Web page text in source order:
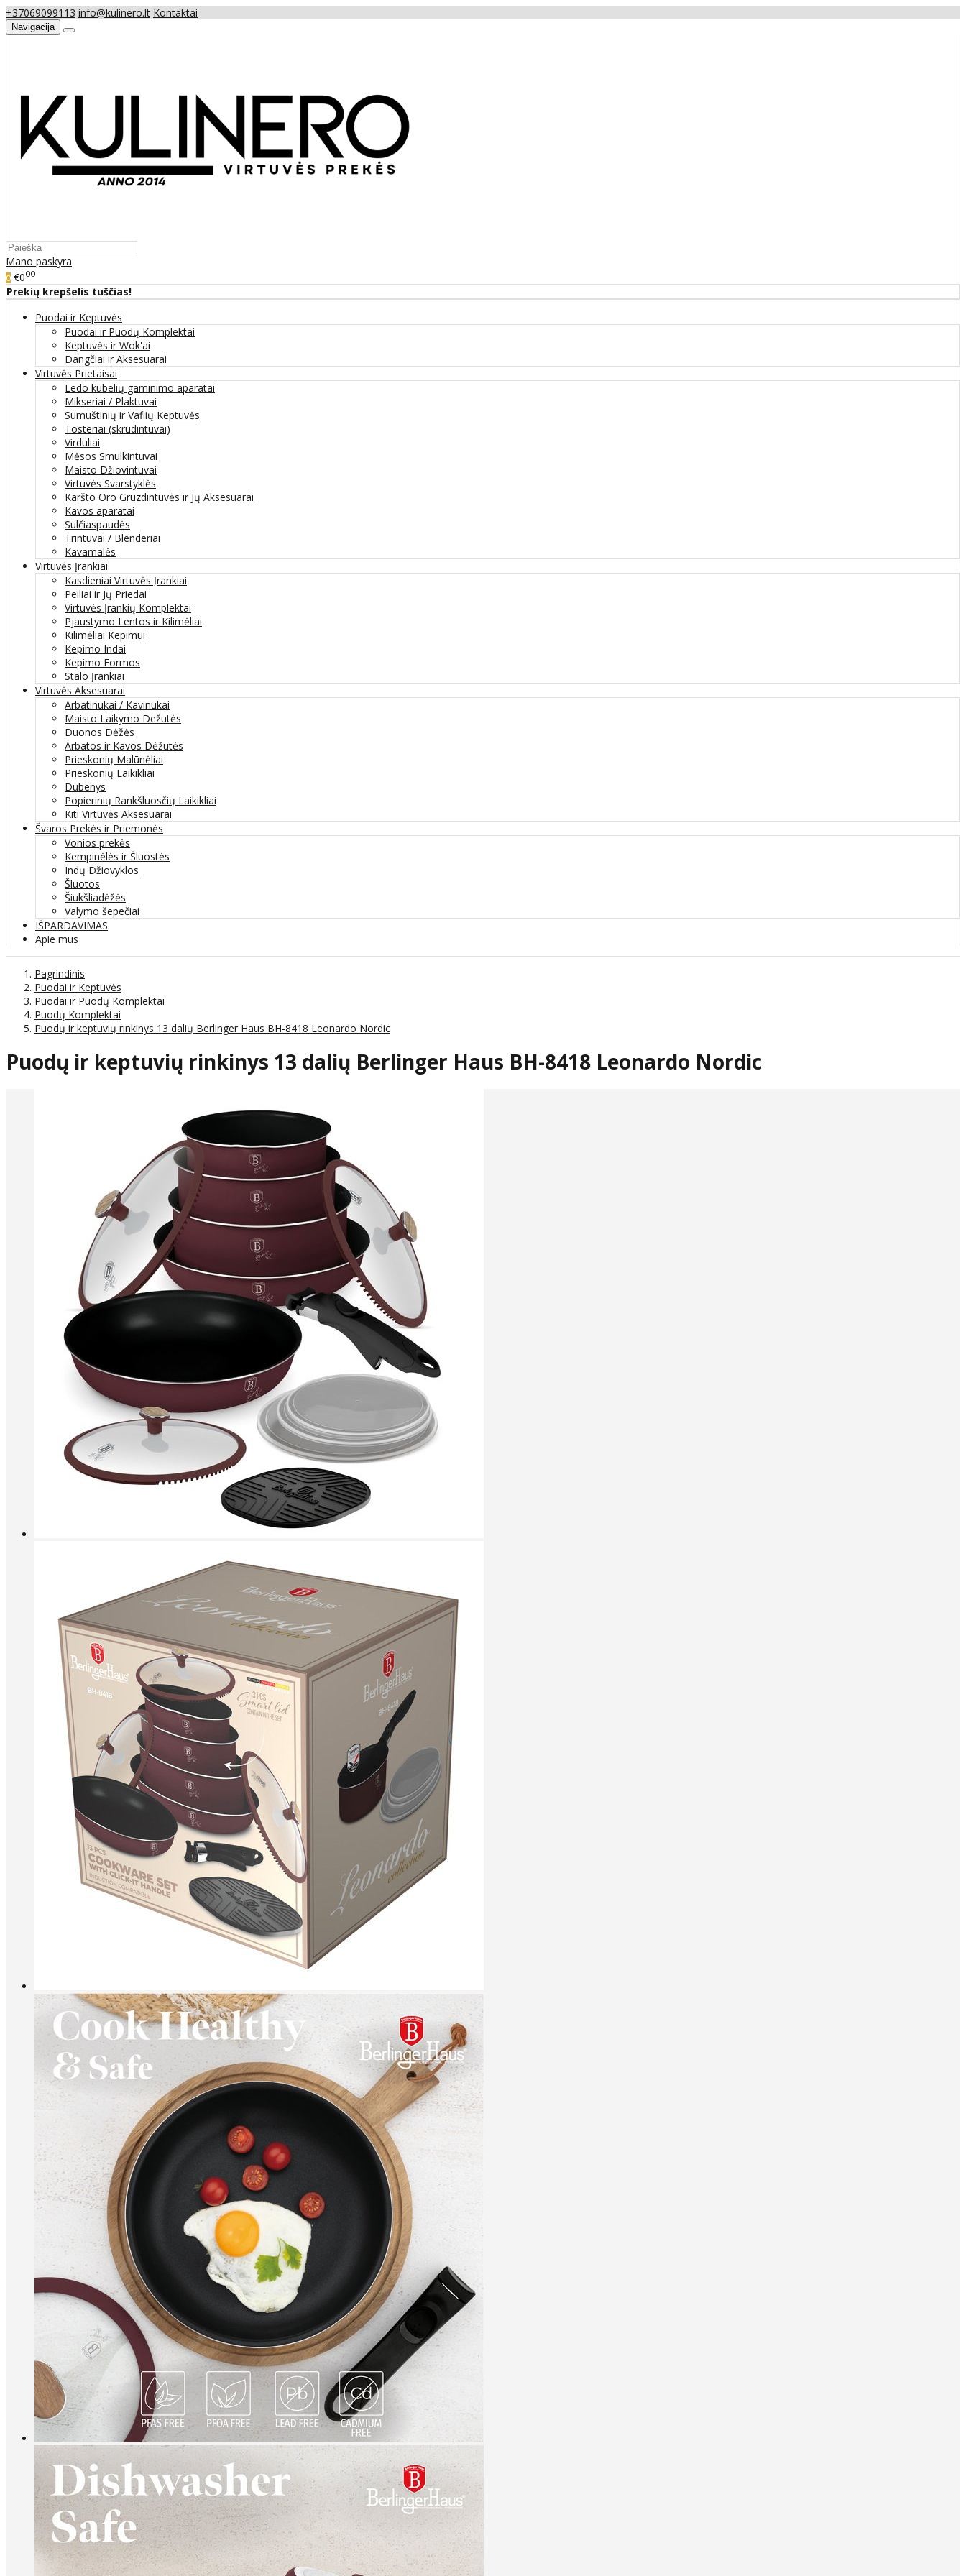
+37069099113 info@kulinero.lt Kontaktai
Navigacija
Mano paskyra
0 €000
Prekių krepšelis tuščias!
Puodai ir Keptuvės
Puodai ir Puodų Komplektai
Keptuvės ir Wok'ai
Dangčiai ir Aksesuarai
Virtuvės Prietaisai
Ledo kubelių gaminimo aparatai
Mikseriai / Plaktuvai
Sumuštinių ir Vaflių Keptuvės
Tosteriai (skrudintuvai)
Virduliai
Mėsos Smulkintuvai
Maisto Džiovintuvai
Virtuvės Svarstyklės
Karšto Oro Gruzdintuvės ir Jų Aksesuarai
Kavos aparatai
Sulčiaspaudės
Trintuvai / Blenderiai
Kavamalės
Virtuvės Įrankiai
Kasdieniai Virtuvės Įrankiai
Peiliai ir Jų Priedai
Virtuvės Įrankių Komplektai
Pjaustymo Lentos ir Kilimėliai
Kilimėliai Kepimui
Kepimo Indai
Kepimo Formos
Stalo Įrankiai
Virtuvės Aksesuarai
Arbatinukai / Kavinukai
Maisto Laikymo Dežutės
Duonos Dėžės
Arbatos ir Kavos Dėžutės
Prieskonių Malūnėliai
Prieskonių Laikikliai
Dubenys
Popierinių Rankšluosčių Laikikliai
Kiti Virtuvės Aksesuarai
Švaros Prekės ir Priemonės
Vonios prekės
Kempinėlės ir Šluostės
Indų Džiovyklos
Šluotos
Šiukšliadėžės
Valymo šepečiai
IŠPARDAVIMAS
Apie mus
Pagrindinis
Puodai ir Keptuvės
Puodai ir Puodų Komplektai
Puodų Komplektai
Puodų ir keptuvių rinkinys 13 dalių Berlinger Haus BH-8418 Leonardo Nordic
Puodų ir keptuvių rinkinys 13 dalių Berlinger Haus BH-8418 Leonardo Nordic